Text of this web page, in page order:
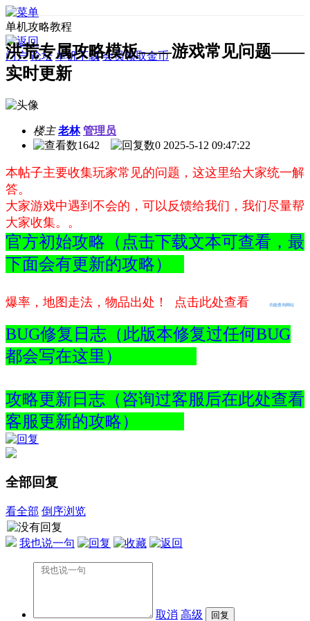
单机攻略教程
门户 论坛 单机下载 会员领取金币
洪荒专属攻略模板——游戏常见问题——
实时更新
楼主 老林 管理员
1642
0 2025-5-12 09:47:22
本帖子主要收集玩家常见的问题，这这里给大家统一解
答。
大家游戏中遇到不会的，可以反馈给我们，我们尽量帮
大家收集。。
官方初始攻略（点击下载文本可查看，最
下面会有更新的攻略）
爆率，地图走法，物品出处！ 点击此处查看 功能查询网站
BUG修复日志（此版本修复过任何BUG
都会写在这里）
攻略更新日志（咨询过客服后在此处查看
客服更新的攻略）
全部回复
看全部 倒序浏览
我也说一句
取消 高级